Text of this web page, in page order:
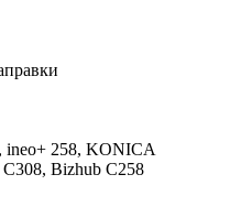
ineo+ 258, KONICA
Bizhub C258